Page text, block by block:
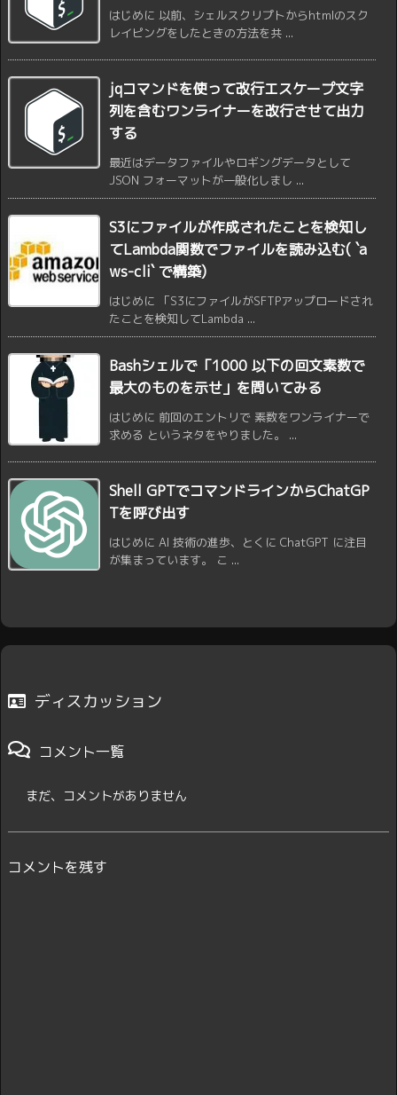
はじめに 以前、シェルスクリプトからhtmlのスク
レイピングをしたときの方法を共 ...
jqコマンドを使って改行エスケープ文字
列を含むワンライナーを改行させて出力
する
最近はデータファイルやロギングデータとして
JSON フォーマットが一般化しまし ...
S3にファイルが作成されたことを検知し
てLambda関数でファイルを読み込む( `a
ws-cli` で構築)
はじめに 「S3にファイルがSFTPアップロードされ
たことを検知してLambda ...
Bashシェルで「1000 以下の回文素数で
最大のものを示せ」を問いてみる
はじめに 前回のエントリで 素数をワンライナーで
求める というネタをやりました。 ...
Shell GPTでコマンドラインからChatGP
Tを呼び出す
はじめに AI 技術の進歩、とくに ChatGPT に注目
が集まっています。 こ ...
ディスカッション
コメント一覧
まだ、コメントがありません
コメントを残す